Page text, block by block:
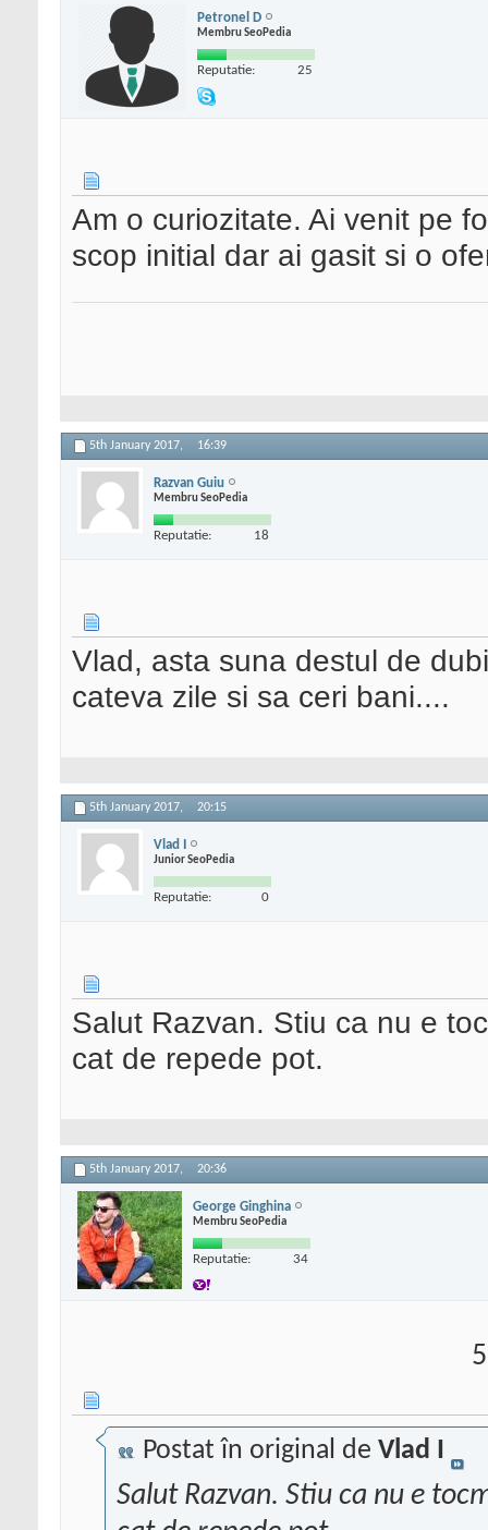
Petronel D
Membru SeoPedia
Reputatie: 25
Am o curiozitate. Ai venit pe
scop initial dar ai gasit si o
5th January 2017, 16:39
Razvan Guiu
Membru SeoPedia
Reputatie: 18
Vlad, asta suna destul de
cateva zile si sa ceri bani....
5th January 2017, 20:15
Vlad I
Junior SeoPedia
Reputatie: 0
Salut Razvan. Stiu ca nu e
cat de repede pot.
5th January 2017, 20:36
George Ginghina
Membru SeoPedia
Reputatie: 34
Postat în original de Vlad I
Salut Razvan. Stiu ca nu e